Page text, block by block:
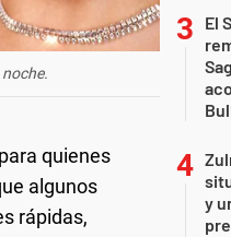
quienes
algunos
rápidas,
El
y